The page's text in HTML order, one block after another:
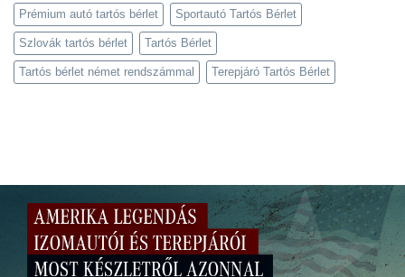
Prémium autó tartós bérlet Sportautó Tartós Bérlet
Szlovák tartós bérlet Tartós Bérlet
Tartós bérlet német rendszámmal Terepjáró Tartós Bérlet